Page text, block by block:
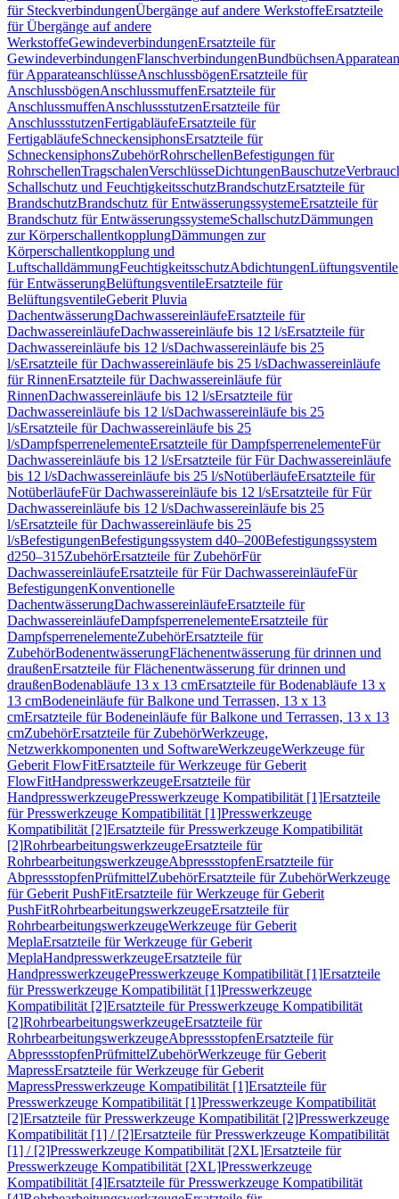
für SteckverbindungenÜbergänge auf andere WerkstoffeErsatzteile
für Übergänge auf andere
WerkstoffeGewindeverbindungenErsatzteile für
GewindeverbindungenFlanschverbindungenBundbüchsen
für ApparateanschlüsseAnschlussbögenErsatzteile für
AnschlussbögenAnschlussmuffenErsatzteile für
AnschlussmuffenAnschlussstutzenErsatzteile für
AnschlussstutzenFertigabläufeErsatzteile für
FertigabläufeSchneckensiphonsErsatzteile für
SchneckensiphonsZubehörRohrschellenBefestigungen für
RohrschellenTragschalenVerschlüsseDichtungenBauschutze
Schallschutz und FeuchtigkeitsschutzBrandschutzErsatzteile für
BrandschutzBrandschutz für EntwässerungssystemeErsatzteile für
Brandschutz für EntwässerungssystemeSchallschutzDämmungen
zur KörperschallentkopplungDämmungen zur
Körperschallentkopplung und
LuftschalldämmungFeuchtigkeitsschutzAbdichtungenLüftungsventile
für EntwässerungBelüftungsventileErsatzteile für
BelüftungsventileGeberit Pluvia
DachentwässerungDachwassereinläufeErsatzteile für
DachwassereinläufeDachwassereinläufe bis 12 l/sErsatzteile für
Dachwassereinläufe bis 12 l/sDachwassereinläufe bis 25
l/sErsatzteile für Dachwassereinläufe bis 25 l/sDachwassereinläufe
für RinnenErsatzteile für Dachwassereinläufe für
RinnenDachwassereinläufe bis 12 l/sErsatzteile für
Dachwassereinläufe bis 12 l/sDachwassereinläufe bis 25
l/sErsatzteile für Dachwassereinläufe bis 25
l/sDampfsperrenelementeErsatzteile für DampfsperrenelementeFür
Dachwassereinläufe bis 12 l/sErsatzteile für Für Dachwassereinläufe
bis 12 l/sDachwassereinläufe bis 25 l/sNotüberläufeErsatzteile für
NotüberläufeFür Dachwassereinläufe bis 12 l/sErsatzteile für Für
Dachwassereinläufe bis 12 l/sDachwassereinläufe bis 25
l/sErsatzteile für Dachwassereinläufe bis 25
l/sBefestigungenBefestigungssystem d40–200Befestigungssystem
d250–315ZubehörErsatzteile für ZubehörFür
DachwassereinläufeErsatzteile für Für DachwassereinläufeFür
BefestigungenKonventionelle
DachentwässerungDachwassereinläufeErsatzteile für
DachwassereinläufeDampfsperrenelementeErsatzteile für
DampfsperrenelementeZubehörErsatzteile für
ZubehörBodenentwässerungFlächenentwässerung für drinnen und
draußenErsatzteile für Flächenentwässerung für drinnen und
draußenBodenabläufe 13 x 13 cmErsatzteile für Bodenabläufe 13 x
13 cmBodeneinläufe für Balkone und Terrassen, 13 x 13
cmErsatzteile für Bodeneinläufe für Balkone und Terrassen, 13 x 13
cmZubehörErsatzteile für ZubehörWerkzeuge,
Netzwerkkomponenten und SoftwareWerkzeugeWerkzeuge für
Geberit FlowFitErsatzteile für Werkzeuge für Geberit
FlowFitHandpresswerkzeugeErsatzteile für
HandpresswerkzeugePresswerkzeuge Kompatibilität [1]Ersatzteile
für Presswerkzeuge Kompatibilität [1]Presswerkzeuge
Kompatibilität [2]Ersatzteile für Presswerkzeuge Kompatibilität
[2]RohrbearbeitungswerkzeugeErsatzteile für
RohrbearbeitungswerkzeugeAbpressstopfenErsatzteile für
AbpressstopfenPrüfmittelZubehörErsatzteile für ZubehörWerkzeuge
für Geberit PushFitErsatzteile für Werkzeuge für Geberit
PushFitRohrbearbeitungswerkzeugeErsatzteile für
RohrbearbeitungswerkzeugeWerkzeuge für Geberit
MeplaErsatzteile für Werkzeuge für Geberit
MeplaHandpresswerkzeugeErsatzteile für
HandpresswerkzeugePresswerkzeuge Kompatibilität [1]Ersatzteile
für Presswerkzeuge Kompatibilität [1]Presswerkzeuge
Kompatibilität [2]Ersatzteile für Presswerkzeuge Kompatibilität
[2]RohrbearbeitungswerkzeugeErsatzteile für
RohrbearbeitungswerkzeugeAbpressstopfenErsatzteile für
AbpressstopfenPrüfmittelZubehörWerkzeuge für Geberit
MapressErsatzteile für Werkzeuge für Geberit
MapressPresswerkzeuge Kompatibilität [1]Ersatzteile für
Presswerkzeuge Kompatibilität [1]Presswerkzeuge Kompatibilität
[2]Ersatzteile für Presswerkzeuge Kompatibilität [2]Presswerkzeuge
Kompatibilität [1] / [2]Ersatzteile für Presswerkzeuge Kompatibilität
[1] / [2]Presswerkzeuge Kompatibilität [2XL]Ersatzteile für
Presswerkzeuge Kompatibilität [2XL]Presswerkzeuge
Kompatibilität [4]Ersatzteile für Presswerkzeuge Kompatibilität